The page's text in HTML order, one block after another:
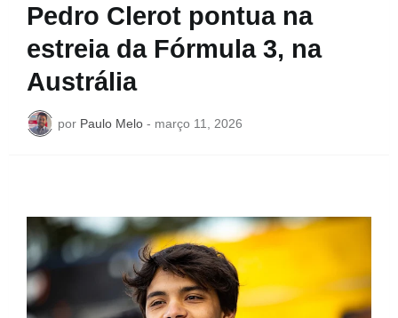
Pedro Clerot pontua na
estreia da Fórmula 3, na
Austrália
por Paulo Melo - março 11, 2026